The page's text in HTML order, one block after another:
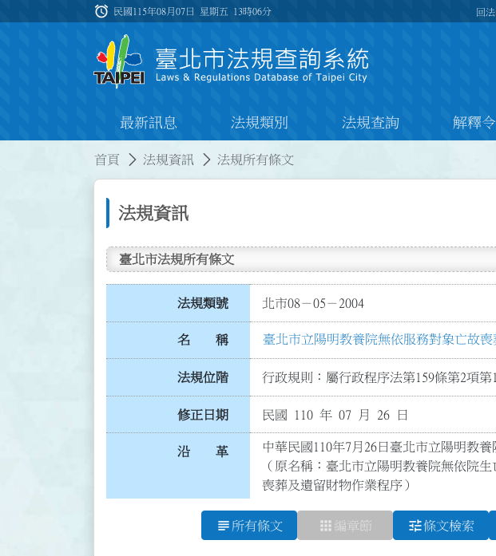
:::
alarm 民國115年08月07日 星期五 13時06分 回
最新訊息 法規類別 法規查詢 解釋
首頁 法規資訊 法規所有條文
法規資訊
臺北市法規所有條文
法規類號 北市08－05－2004
名 稱 臺北市立陽明教養院無依服務對象亡故
法規位階 行政規則：屬行政程序法第159條第2項第
修正日期 民國 110 年 07 月 26 日
沿 革
中華民國110年7月26日臺北市立陽明教
（原名稱：臺北市立陽明教養院無依院
喪葬及遺留財物作業程序）
subject 所有條文 apps 編章節 tune條文檢索